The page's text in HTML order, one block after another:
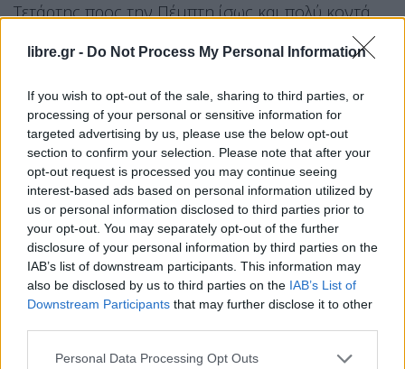
libre.gr - Do Not Process My Personal Information
If you wish to opt-out of the sale, sharing to third parties, or
processing of your personal or sensitive information for
targeted advertising by us, please use the below opt-out
section to confirm your selection. Please note that after your
opt-out request is processed you may continue seeing
interest-based ads based on personal information utilized by
us or personal information disclosed to third parties prior to
your opt-out. You may separately opt-out of the further
disclosure of your personal information by third parties on the
IAB’s list of downstream participants. This information may
also be disclosed by us to third parties on the IAB’s List of
Downstream Participants that may further disclose it to other
Personal Data Processing Opt Outs
Τετάρτης προς την Πέμπτη ίσως και πολύ κοντά
Ελλάδα ενώ σταδιακή βελτίωση θα υπάρξει κατά
τη διάρκεια της Πέμπτης..
Για ό,τι νεότερο θα υπάρξουν φυσικά
λεπτομέρειεες..
Με εκτίμηση
Σάκης Αρναούτογλου